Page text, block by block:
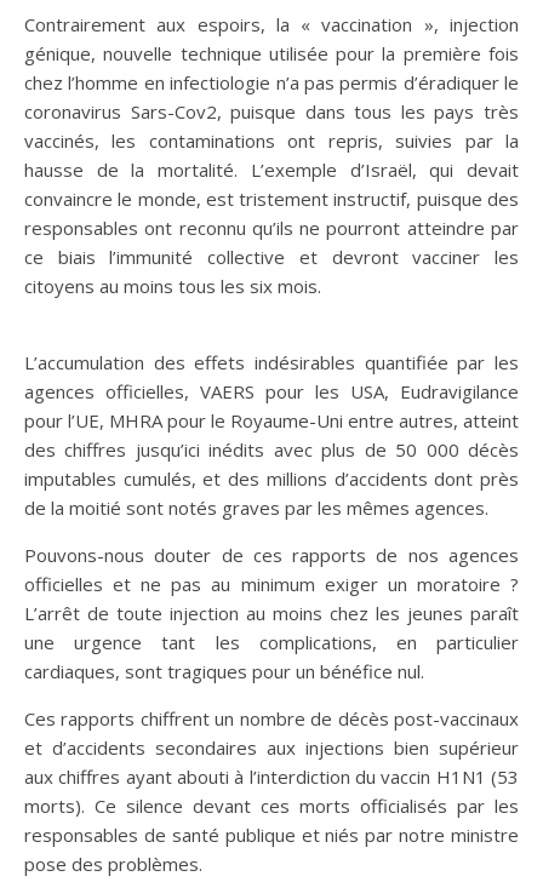
Contrairement aux espoirs, la « vaccination », injection
génique, nouvelle technique utilisée pour la première fois
chez l’homme en infectiologie n’a pas permis d’éradiquer le
coronavirus Sars-Cov2, puisque dans tous les pays très
vaccinés, les contaminations ont repris, suivies par la
hausse de la mortalité. L’exemple d’Israël, qui devait
convaincre le monde, est tristement instructif, puisque des
responsables ont reconnu qu’ils ne pourront atteindre par
ce biais l’immunité collective et devront vacciner les
citoyens au moins tous les six mois.
L’accumulation des effets indésirables quantifiée par les
agences officielles, VAERS pour les USA, Eudravigilance
pour l’UE, MHRA pour le Royaume-Uni entre autres, atteint
des chiffres jusqu’ici inédits avec plus de 50 000 décès
imputables cumulés, et des millions d’accidents dont près
de la moitié sont notés graves par les mêmes agences.
Pouvons-nous douter de ces rapports de nos agences
officielles et ne pas au minimum exiger un moratoire ?
L’arrêt de toute injection au moins chez les jeunes paraît
une urgence tant les complications, en particulier
cardiaques, sont tragiques pour un bénéfice nul.
Ces rapports chiffrent un nombre de décès post-vaccinaux
et d’accidents secondaires aux injections bien supérieur
aux chiffres ayant abouti à l’interdiction du vaccin H1N1 (53
morts). Ce silence devant ces morts officialisés par les
responsables de santé publique et niés par notre ministre
pose des problèmes.